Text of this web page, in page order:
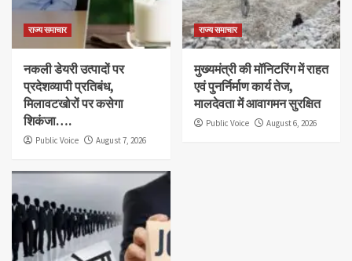
राज्य समाचार
नकली डेयरी उत्पादों पर
प्रदेशव्यापी प्रतिबंध,
मिलावटखोरों पर कसेगा
शिकंजा….
Public Voice August 7, 2026
राज्य समाचार
मुख्यमंत्री की मॉनिटरिंग में राहत
एवं पुनर्निर्माण कार्य तेज,
मालदेवता में आवागमन सुरक्षित
Public Voice August 6, 2026